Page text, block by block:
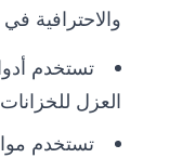
والاحترافية
تستخدم
العزل
تستخدم